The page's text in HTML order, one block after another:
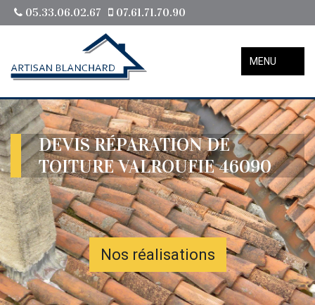
05.33.06.02.67 07.61.71.70.90
MENU
DEVIS RÉPARATION DE
TOITURE VALROUFIE 46090
Nos réalisations